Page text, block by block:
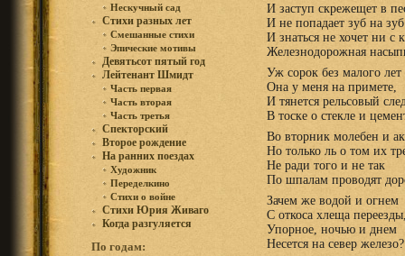
Нескучный сад
Стихи разных лет
Смешанные стихи
Эпические мотивы
Девятьсот пятый год
Лейтенант Шмидт
Часть первая
Часть вторая
Часть третья
Спекторский
Второе рождение
На ранних поездах
Художник
Переделкино
Стихи о войне
Стихи Юрия Живаго
Когда разгуляется
По годам:
И заступ скрежещет в
И не попадает зуб на
И знаться не хочет ни с
Железнодорожная
Уж сорок без малого лет
Она у меня на примете,
И тянется рельсовый
В тоске о стекле и
Во вторник молебен и
Но только ль о том их
Не ради того и не так
По шпалам проводят
Зачем же водой и огнем
С откоса хлеща
Упорное, ночью и днем
Несется на север железо?